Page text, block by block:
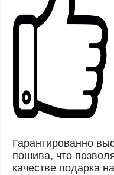
Гарантированно
пошива, что
качестве подарка